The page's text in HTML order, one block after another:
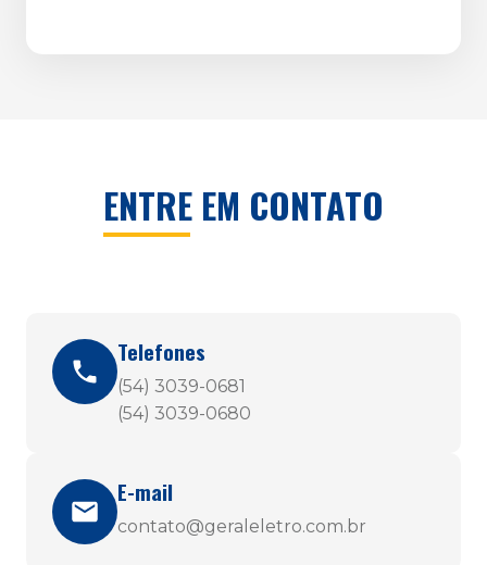
ENTRE EM CONTATO
Telefones
(54) 3039-0681
(54) 3039-0680
E-mail
contato@geraleletro.com.br